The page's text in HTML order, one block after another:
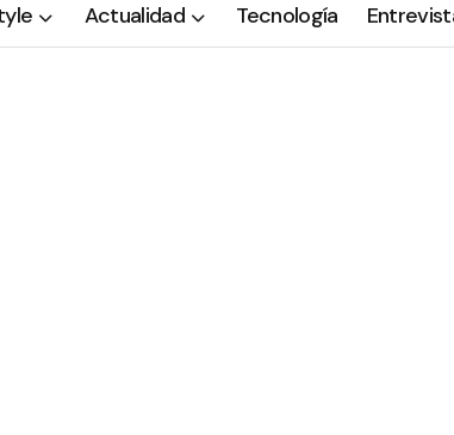
Actualidad Tecnología